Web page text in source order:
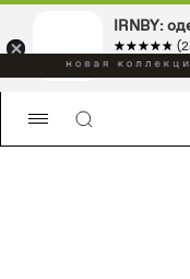
IRNBY:
☆☆☆☆☆
★★★★★
Sport &